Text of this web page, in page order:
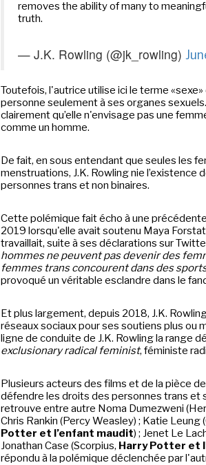
removes the ability of many to
truth.
— J.K. Rowling (@jk_rowling)
Toutefois, l'autrice utilise ici le terme
personne seulement à ses organes
clairement qu’elle n'envisage pas une
comme un homme.
De fait, en sous entendant que seules les
menstruations, J.K. Rowling nie
personnes trans et non binaires.
Cette polémique fait écho à une
2019 lorsqu'elle avait soutenu Maya
travaillait, suite à ses déclarations sur
hommes ne peuvent pas devenir des
femmes trans concourent dans des
provoqué un véritable esclandre dans le
Et plus largement, depuis 2018, J.K.
réseaux sociaux pour ses soutiens plus ou
ligne de conduite de J.K. Rowling la range
exclusionary radical feminist, féministe
Plusieurs acteurs des films et de la pièce
défendre les droits des personnes trans et
retrouve entre autre Noma Dumezweni
Chris Rankin (Percy Weasley) ; Katie Leung
Potter et l’enfant maudit) ; Jenet Le
Jonathan Case (Scorpius, Harry Potter et
répondu à la polémique déclenchée par